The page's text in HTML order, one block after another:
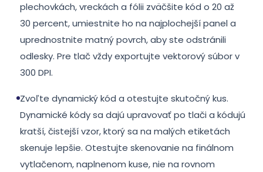
plechovkách, vreckách a fólii zväčšite kód o 20 až
30 percent, umiestnite ho na najplochejší panel a
uprednostnite matný povrch, aby ste odstránili
odlesky. Pre tlač vždy exportujte vektorový súbor v
300 DPI.
Zvoľte dynamický kód a otestujte skutočný kus.
Dynamické kódy sa dajú upravovať po tlači a kódujú
kratší, čistejší vzor, ktorý sa na malých etiketách
skenuje lepšie. Otestujte skenovanie na finálnom
vytlačenom, naplnenom kuse, nie na rovnom